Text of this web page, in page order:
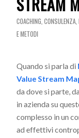
COACHING, CONSULENZA,
E METODI
Quando si parla di
Value Stream
da dove si parte,
in azienda su
complesso in un
ad effettivi